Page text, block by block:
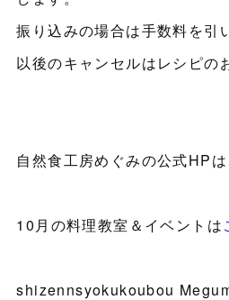
振り込みの場合は手数料を引
以後のキャンセルはレシピの
自然食工房めぐみの公式HPは
10月の料理教室＆イベントは
shizennsyokukoubou